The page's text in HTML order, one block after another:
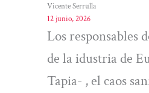
Vicente Serrulla
12 junio, 2026
Los responsables
de la idustria de
Tapia- , el caos